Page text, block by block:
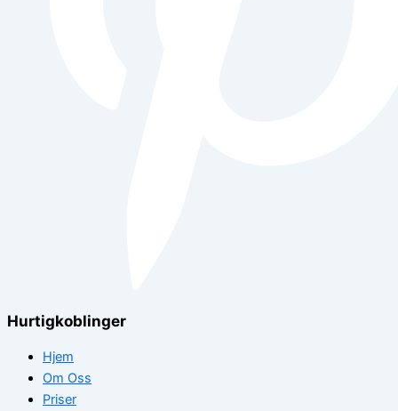
Hurtigkoblinger
Hjem
Om Oss
Priser